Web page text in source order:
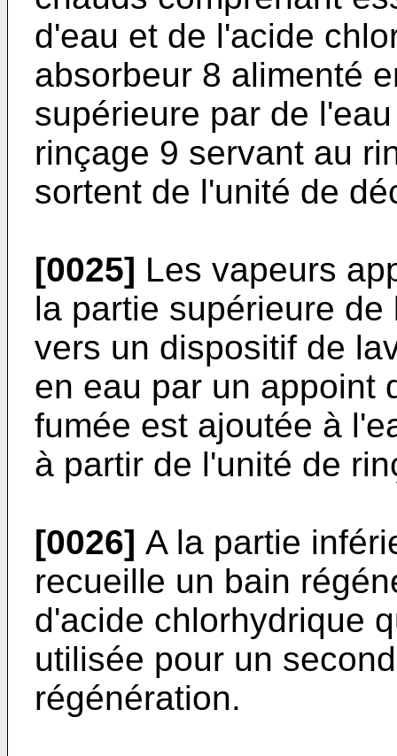
d'eau et de l'acide
absorbeur 8 alimenté
supérieure par de
rinçage 9 servant au
sortent de l'unité de
[0025] Les vapeurs
la partie supérieure
vers un dispositif de
en eau par un appoint
fumée est ajoutée à
à partir de l'unité de
[0026] A la partie
recueille un bain
d'acide chlorhydrique
utilisée pour un
régénération.